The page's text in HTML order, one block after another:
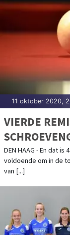
11 oktober 2020,
VIERDE
DEN HAAG - En dat
voldoende om in de
van [...]